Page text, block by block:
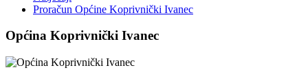
Proračun Općine Koprivnički Ivanec
Općina Koprivnički Ivanec